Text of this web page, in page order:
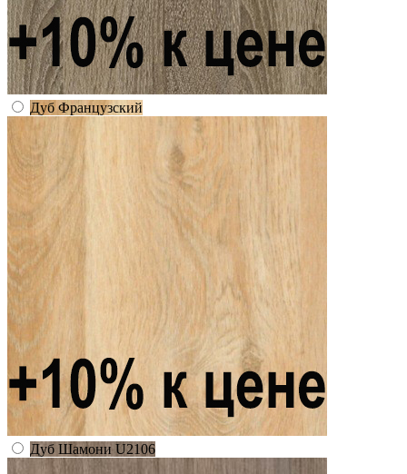
Дуб Французский
Дуб Шамони U2106